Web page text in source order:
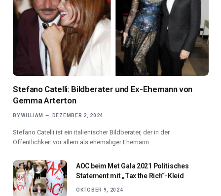
Stefano Catelli: Bildberater und Ex-Ehemann von
Gemma Arterton
BY WILLIAM DEZEMBER 2, 2024
Stefano Catelli ist ein italienischer Bildberater, der in der
Öffentlichkeit vor allem als ehemaliger Ehemann…
AOC beim Met Gala 2021 Politisches
Statement mit „Tax the Rich“-Kleid
OKTOBER 9, 2024